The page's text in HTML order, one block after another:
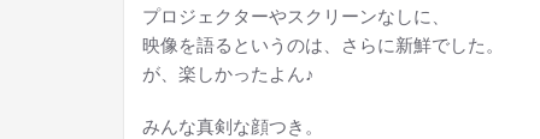
プロジェクターやスクリーンなしに、
映像を語るというのは、さらに新鮮でした。
が、楽しかったよん♪
みんな真剣な顔つき。